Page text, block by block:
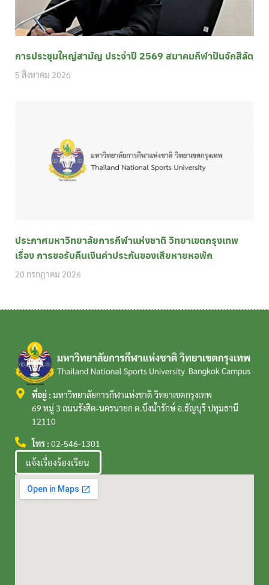
การประชุมใหญ่สามัญ ประจำปี 2569 สมาคมกีฬาปันจักสีลัต
5 สิงหาคม 2026
ประกาศมหาวิทยาลัยการกีฬาแห่งชาติ วิทยาเขตกรุงเทพ
เรื่อง การขอรับคืนเงินค่าประกันของเสียหายหอพัก
20 กรกฎาคม 2026
ที่อยู่ : มหาวิทยาลัยการกีฬาแห่งชาติ วิทยาเขตกรุงเทพ
69 หมู่ 3 ถนนรังสิต-นครนายก ต.บึงน้ำรักษ์ อ.ธัญบุรี ปทุมธานี
12110
โทร : 02-546-1301
แจ้งเรื่องร้องเรียน